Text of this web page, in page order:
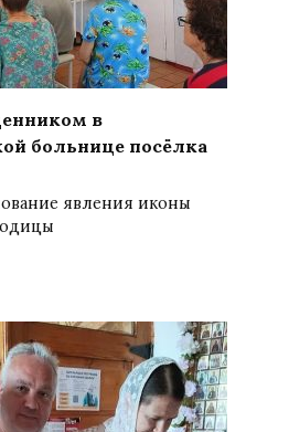
в
больнице посёлка
явления иконы